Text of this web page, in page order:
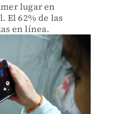
lugar en
El 62% de las
en línea.